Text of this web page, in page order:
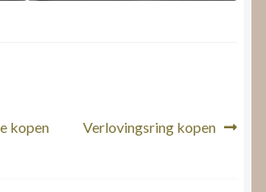
kopen
Volgend
Verlovingsring kopen